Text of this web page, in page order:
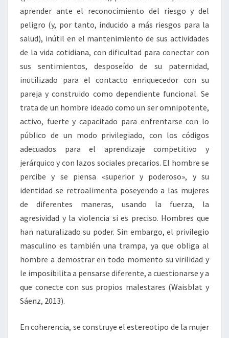
aprender ante el reconocimiento del riesgo y del
peligro (y, por tanto, inducido a más riesgos para la
salud), inútil en el mantenimiento de sus actividades
de la vida cotidiana, con dificultad para conectar con
sus sentimientos, desposeído de su paternidad,
inutilizado para el contacto enriquecedor con su
pareja y construido como dependiente funcional. Se
trata de un hombre ideado como un ser omnipotente,
activo, fuerte y capacitado para enfrentarse con lo
público de un modo privilegiado, con los códigos
adecuados para el aprendizaje competitivo y
jerárquico y con lazos sociales precarios. El hombre se
percibe y se piensa «superior y poderoso», y su
identidad se retroalimenta poseyendo a las mujeres
de diferentes maneras, usando la fuerza, la
agresividad y la violencia si es preciso. Hombres que
han naturalizado su poder. Sin embargo, el privilegio
masculino es también una trampa, ya que obliga al
hombre a demostrar en todo momento su virilidad y
le imposibilita a pensarse diferente, a cuestionarse y a
que conecte con sus propios malestares (Waisblat y
Sáenz, 2013).
En coherencia, se construye el estereotipo de la mujer